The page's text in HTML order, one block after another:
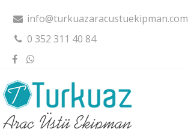
info@turkuazaracustuekipman.com
0 352 311 40 84